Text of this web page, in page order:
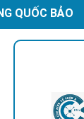
QUỐC BẢO